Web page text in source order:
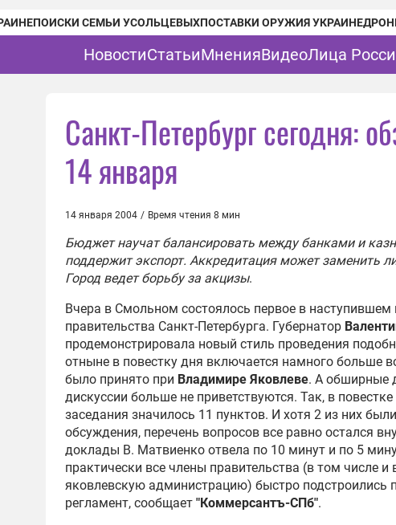
ПОИСКИ СЕМЬИ УСОЛЬЦЕВЫХПОСТАВКИ ОРУЖИЯ УКРАИНЕ
НовостиСтатьиМненияВидеоЛица
Санкт-Петербург сегодня:
14 января
14 января 2004 / Время чтения 8 мин
Бюджет научат балансировать между банками и
поддержит экспорт. Аккредитация может заменить
Город ведет борьбу за акцизы.
Вчера в Смольном состоялось первое в наступившем
правительства Санкт-Петербурга. Губернатор
продемонстрировала новый стиль проведения
отныне в повестку дня включается намного больше
было принято при Владимире Яковлеве. А обширные
дискуссии больше не приветствуются. Так, в
заседания значилось 11 пунктов. И хотя 2 из них
обсуждения, перечень вопросов все равно остался
доклады В. Матвиенко отвела по 10 минут и по 5
практически все члены правительства (в том числе и
яковлевскую администрацию) быстро подстроились
регламент, сообщает "Коммерсантъ-СПб".